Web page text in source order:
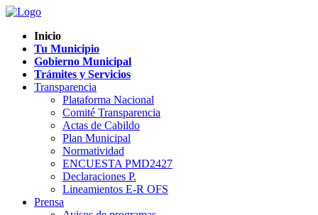
Inicio
Tu Municipio
Gobierno Municipal
Trámites y Servicios
Transparencia
Plataforma Nacional
Comité Transparencia
Actas de Cabildo
Plan Municipal
Normatividad
ENCUESTA PMD2427
Declaraciones P.
Lineamientos E-R OFS
Prensa